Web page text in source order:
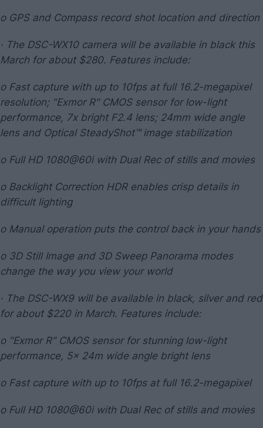
o GPS and Compass record shot location and direction
· The DSC-WX10 camera will be available in black this
March for about $280. Features include:
o Fast capture with up to 10fps at full 16.2-megapixel
resolution; "Exmor R" CMOS sensor for low-light
performance, 7x bright F2.4 lens; 24mm wide angle
lens and Optical SteadyShot™ image stabilization
o Full HD 1080@60i with Dual Rec of stills and movies
o Backlight Correction HDR enables crisp details in
difficult lighting
o Manual operation puts the control back in your hands
o 3D Still Image and 3D Sweep Panorama modes
change the way you view your world
· The DSC-WX9 will be available in black, silver and red
for about $220 in March. Features include:
o "Exmor R" CMOS sensor for stunning low-light
performance, 5x 24m wide angle bright lens
o Fast capture with up to 10fps at full 16.2-megapixel
o Full HD 1080@60i with Dual Rec of stills and movies